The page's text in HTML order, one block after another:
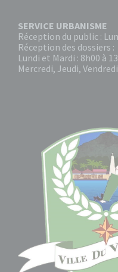
SERVICE URBANISME
Réception du public :
Réception des dossiers :
Lundi et Mardi : 8h00 à
Mercredi, Jeudi,